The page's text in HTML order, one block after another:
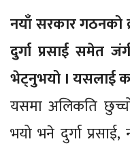
नयाँ सरकार गठनको
दुर्गा प्रसाई समेत
भेट्नुभयो । यसलाई
यसमा अलिकति
भयो भने दुर्गा